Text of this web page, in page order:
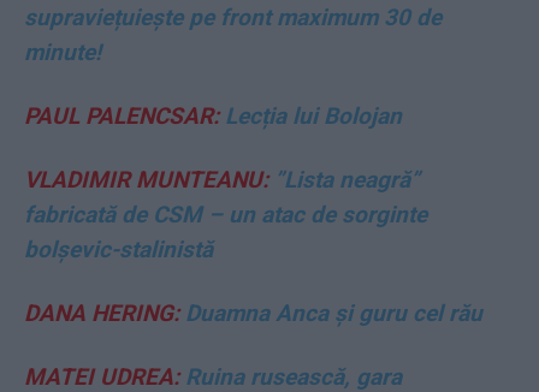
supraviețuiește pe front maximum 30 de
minute!
PAUL PALENCSAR:Lecția lui Bolojan
VLADIMIR MUNTEANU:”Lista neagră”
fabricată de CSM – un atac de sorginte
bolșevic-stalinistă
DANA HERING:Duamna Anca și guru cel rău
MATEI UDREA:Ruina rusească, gara